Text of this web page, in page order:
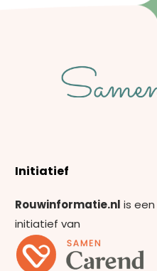
Initiatief
Rouwinformatie.nl is een
initiatief van